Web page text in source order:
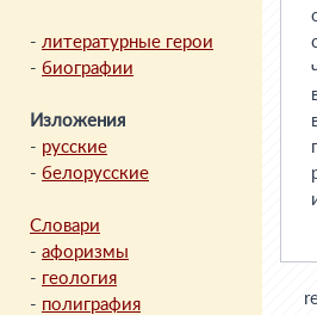
- литературные герои
- биографии
Изложения
- русские
- белорусские
Словари
- афоризмы
- геология
- полиграфия